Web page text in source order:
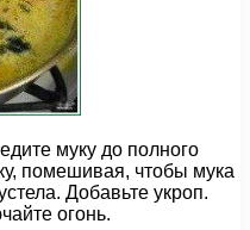
муку до полного
помешивая, чтобы мука
Добавьте укроп.
огонь.